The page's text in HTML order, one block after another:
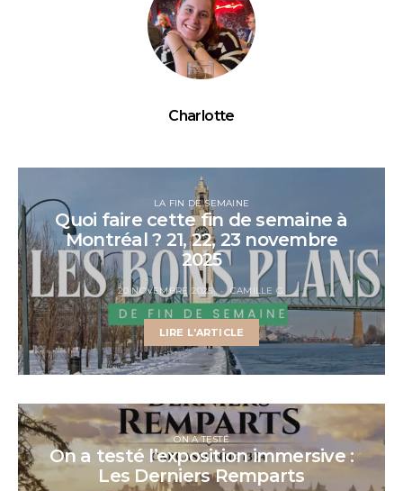
Charlotte
LA FIN DE SEMAINE
Quoi faire cette fin de semaine à
Montréal ? 21, 22, 23 novembre
2025
20 NOVEMBRE 2025 CAMILLE G.
LIRE L'ARTICLE
ON A TESTÉ
On a testé l’exposition immersive :
Les Derniers Remparts